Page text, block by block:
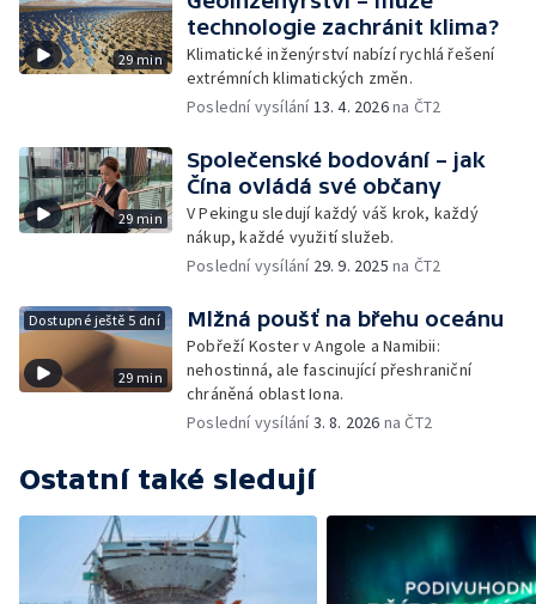
29 min
technologie zachránit klima?
Klimatické inženýrství nabízí rychlá řešení
extrémních klimatických změn.
Poslední vysílání13. 4. 2026na ČT2
29 min
Společenské bodování – jak
Čína ovládá své občany
V Pekingu sledují každý váš krok, každý
nákup, každé využití služeb.
Poslední vysílání 29. 9. 2025 na ČT2
Dostupné ještě 5 dní
29 min
Mlžná poušť na břehu oceánu
Pobřeží Koster v Angole a Namibii:
nehostinná, ale fascinující přeshraniční
chráněná oblast Iona.
Poslední vysílání3. 8. 2026 na ČT2
Ostatní také sledují